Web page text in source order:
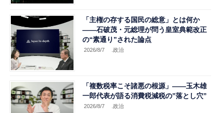
「主権の存する国民の総意」とは何か
――石破茂・元総理が問う皇室典範改正
の“素通り”された論点
2026/8/7 .政治
「複数税率こそ諸悪の根源」――玉木雄
一郎代表が語る消費税減税の”落とし穴”
2026/8/7 .政治